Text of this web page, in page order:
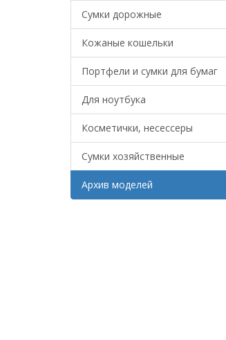
Сумки дорожные
Кожаные кошельки
Портфели и сумки для бумаг
Для ноутбука
Косметички, несессеры
Сумки хозяйственные
Архив моделей